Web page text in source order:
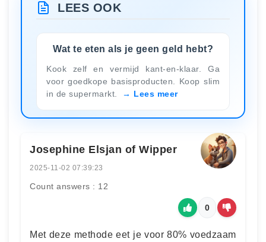
LEES OOK
Wat te eten als je geen geld hebt?
Kook zelf en vermijd kant-en-klaar. Ga
voor goedkope basisproducten. Koop slim
in de supermarkt.
Lees meer
Josephine Elsjan of Wipper
2025-11-02 07:39:23
Count answers : 12
0
Met deze methode eet je voor 80% voedzaam